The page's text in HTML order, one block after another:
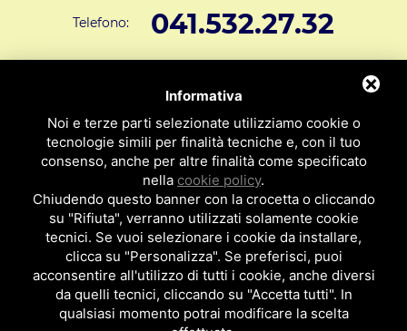
Telefono: 041.532.27.32
info@svar1951.it
Supporto Tecnico Clienti: assistenza@svar1951.it
Fax: 041 532.73.01
Indirizzo: S.V.A.R. - Via Cappuccina n° 181 - 30172 Mestre VE
ITALY
P.I : 01971310279
ISCRIZIONE R.E.A. N. 189009
Per essere contattato da un nostro
rappresentante clicca qui
Informativa
Noi e terze parti selezionate utilizziamo cookie o
tecnologie simili per finalità tecniche e, con il tuo
consenso, anche per altre finalità come specificato
nella cookie policy.
Chiudendo questo banner con la crocetta o cliccando
su "Rifiuta", verranno utilizzati solamente cookie
tecnici. Se vuoi selezionare i cookie da installare,
clicca su "Personalizza". Se preferisci, puoi
acconsentire all'utilizzo di tutti i cookie, anche diversi
da quelli tecnici, cliccando su "Accetta tutti". In
qualsiasi momento potrai modificare la scelta